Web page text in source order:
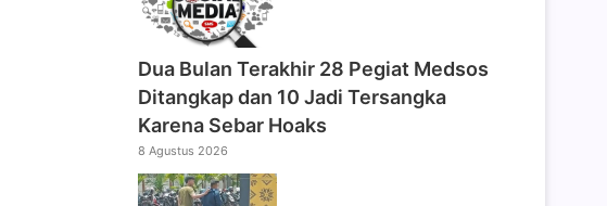
Dua Bulan Terakhir 28 Pegiat Medsos
Ditangkap dan 10 Jadi Tersangka
Karena Sebar Hoaks
8 Agustus 2026